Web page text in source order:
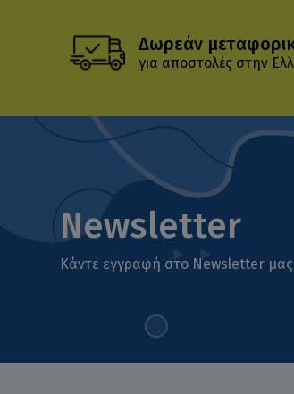
Δωρεάν
για αποστολές στην
Newsletter
Κάντε εγγραφή στο Newsletter